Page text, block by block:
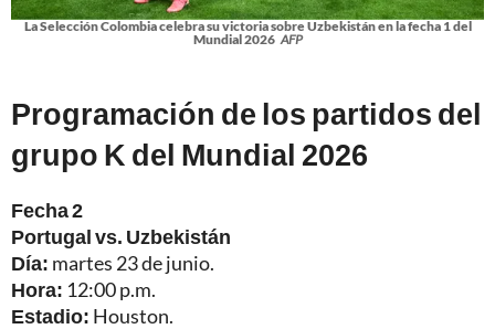
La Selección Colombia celebra su victoria sobre Uzbekistán en la fecha 1 del
Mundial 2026 AFP
Programación de los partidos del
grupo K del Mundial 2026
Fecha 2
Portugal vs. Uzbekistán
Día: martes 23 de junio.
Hora: 12:00 p.m.
Estadio: Houston.